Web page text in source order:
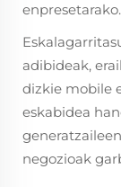
enpresetarako.
adibideak,
dizkie mobile
eskabidea
negozioak